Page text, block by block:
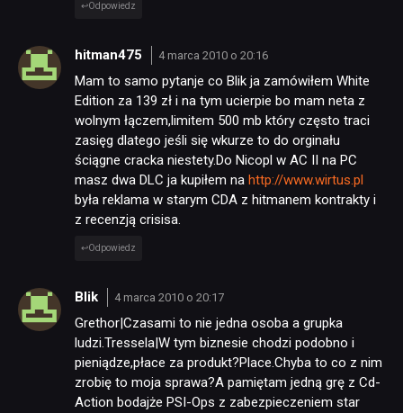
Odpowiedz
hitman475 4 marca 2010 o 20:16
Mam to samo pytanje co Blik ja zamówiłem White
Edition za 139 zł i na tym ucierpie bo mam neta z
wolnym łączem,limitem 500 mb który często traci
zasięg dlatego jeśli się wkurze to do orginału
ściągne cracka niestety.Do Nicopl w AC II na PC
masz dwa DLC ja kupiłem na http://www.wirtus.pl
była reklama w starym CDA z hitmanem kontrakty i
z recenzją crisisa.
Odpowiedz
Blik 4 marca 2010 o 20:17
Grethor|Czasami to nie jedna osoba a grupka
ludzi.Tressela|W tym biznesie chodzi podobno i
pieniądze,płace za produkt?Place.Chyba to co z nim
zrobię to moja sprawa?A pamiętam jedną grę z Cd-
Action bodajże PSI-Ops z zabezpieczeniem star